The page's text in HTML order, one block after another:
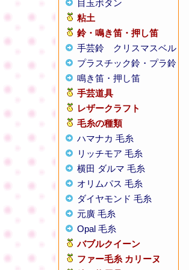
目玉ボタン
粘土
鈴・鳴き笛・押し笛
手芸鈴
クリスマスベル
プラスチック鈴・プラ鈴
鳴き笛・押し笛
手芸道具
レザークラフト
毛糸の種類
ハマナカ 毛糸
リッチモア 毛糸
横田 ダルマ 毛糸
オリムパス 毛糸
ダイヤモンド 毛糸
元廣 毛糸
Opal 毛糸
バブルクイーン
ファー毛糸 カリーヌ